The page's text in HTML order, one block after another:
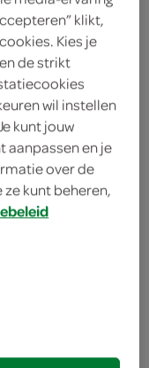
bij deklikt,
Kies je
de strikt
wil instellen
kunt jouw
aanpassen en je
over de
kunt beheren,